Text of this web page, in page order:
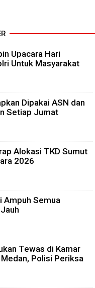
Upacara Hari
Untuk Masyarakat
Dipakai ASN dan
Setiap Jumat
Alokasi TKD Sumut
2026
Ampuh Semua
Tewas di Kamar
Polisi Periksa